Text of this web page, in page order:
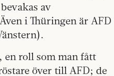
av
i Thüringen är AFD
en roll som man fått
över till AFD; de